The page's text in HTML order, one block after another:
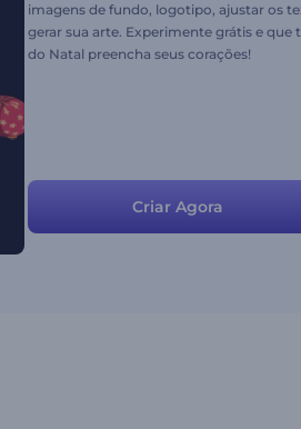
imagens de fundo, logotipo, ajustar os
gerar sua arte. Experimente grátis e que
do Natal preencha seus corações!
Criar Agora